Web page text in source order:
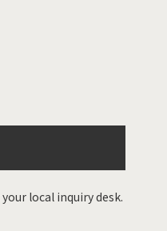
local inquiry desk.